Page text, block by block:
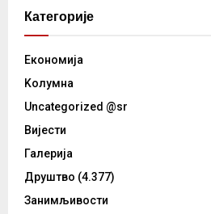
Категорије
Eкономија
Kолумнa
Uncategorized @sr
Вијести
Галерија
Друштво (4.377)
Занимљивости